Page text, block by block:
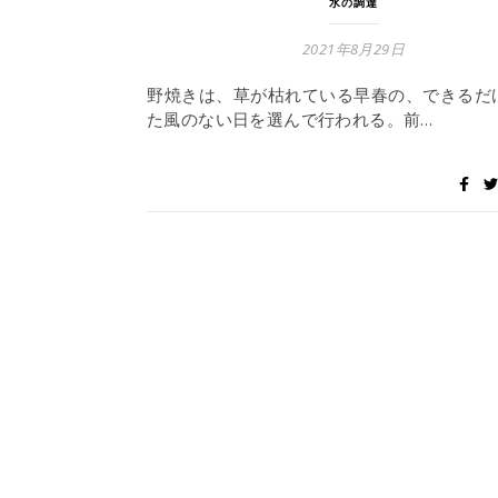
2021年8月29日
野焼きは、草が枯れている早春の、できるだ
た風のない日を選んで行われる。前…